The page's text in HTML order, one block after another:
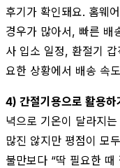
후기가 확인돼요. 홈웨
경우가 많아서, 빠른 배
사 입소 일정, 환절기
요한 상황에서 배송 속
4) 간절기용으로 활용하
녁으로 기온이 달라지
많진 않지만 평점이 모
불만보다 “딱 필요한